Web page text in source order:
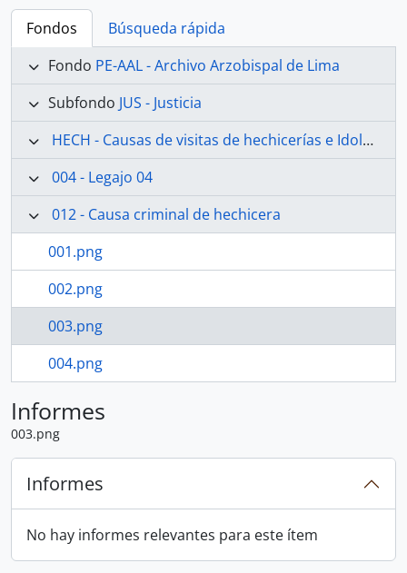
Fondos
Búsqueda rápida
Fondo PE-AAL - Archivo Arzobispal de Lima
Subfondo JUS - Justicia
HECH - Causas de visitas de hechicerías e Idolatrías
004 - Legajo 04
012 - Causa criminal de hechicera
001.png
002.png
003.png
004.png
Informes
003.png
Informes
No hay informes relevantes para este ítem